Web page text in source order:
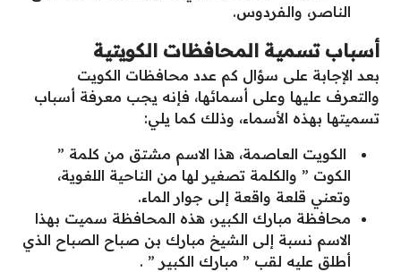
الناصر، والفردوس.
أسباب تسمية المحافظات الكويتية
بعد الإجابة على سؤال كم عدد محافظات الكويت
والتعرف عليها وعلى أسمائها، فإنه يجب معرفة أسباب
تسميتها بهذه الأسماء، وذلك كما يلي:
الكويت العاصمة، هذا الاسم مشتق من كلمة ”
الكوت ” والكلمة تصغير لها من الناحية اللغوية،
وتعني قلعة واقعة إلى جوار الماء.
محافظة مبارك الكبير، هذه المحافظة سميت بهذا
الاسم نسبة إلى الشيخ مبارك بن صباح الصباح الذي
أطلق عليه لقب ” مبارك الكبير ” .